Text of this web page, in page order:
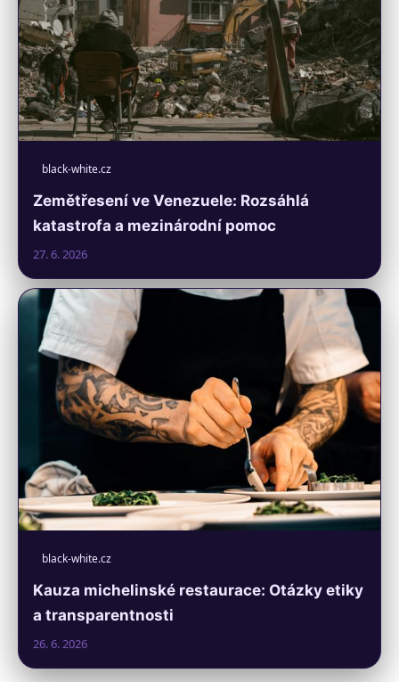
black-white.cz
Zemětřesení ve Venezuele: Rozsáhlá
katastrofa a mezinárodní pomoc
27. 6. 2026
black-white.cz
Kauza michelinské restaurace: Otázky etiky
a transparentnosti
26. 6. 2026